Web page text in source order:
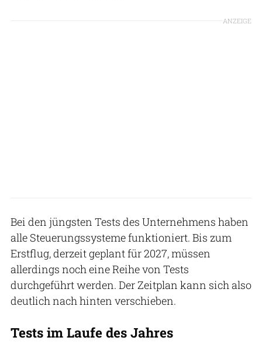
ANZEIGE
Bei den jüngsten Tests des Unternehmens haben
alle Steuerungssysteme funktioniert. Bis zum
Erstflug, derzeit geplant für 2027, müssen
allerdings noch eine Reihe von Tests
durchgeführt werden. Der Zeitplan kann sich also
deutlich nach hinten verschieben.
Tests im Laufe des Jahres